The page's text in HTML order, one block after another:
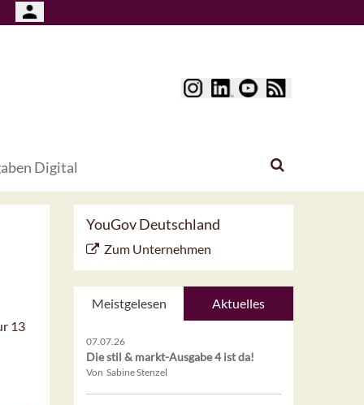
Digital
13
YouGov Deutschland
Zum Unternehmen
Meistgelesen Aktuelles
07.07.26
Die stil & markt-Ausgabe 4 ist da!
Von Sabine Stenzel